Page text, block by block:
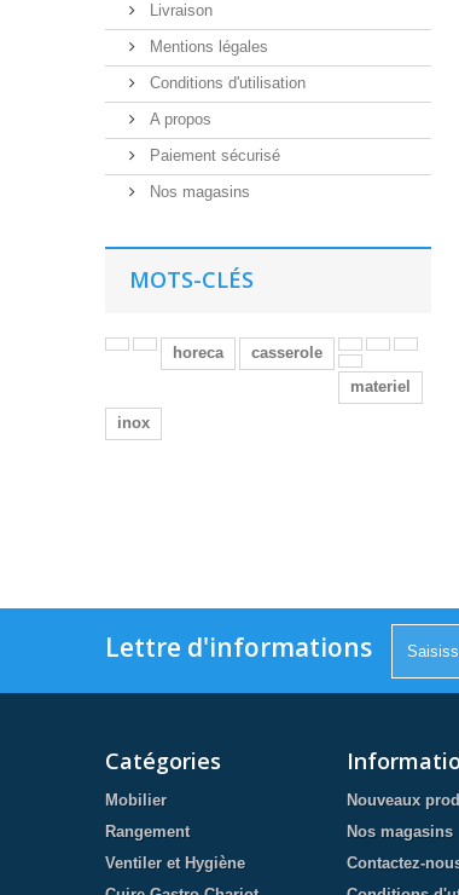
Livraison
Mentions légales
Conditions d'utilisation
A propos
Paiement sécurisé
Nos magasins
MOTS-CLÉS
horeca
casserole
materiel
inox
Lettre d'informations
Catégories
Mobilier
Rangement
Ventiler et Hygiène
Nouveaux
Nos magasins
Contactez-